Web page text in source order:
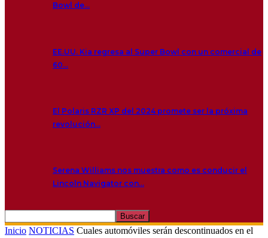
Bowl de…
EE.UU. Kia regresa al Super Bowl con un comercial de
60…
El Polaris RZR XP del 2024 promete ser la próxima
revolución…
Serena Williams nos muestra como es conducir el
Lincoln Navigator con…
Inicio NOTICIAS Cuales automóviles serán descontinuados en el